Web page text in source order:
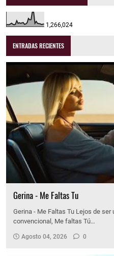
1,266,024
ENTRADAS RECIENTES
Gerina - Me Faltas Tu
Gerina - Me Faltas Tu Lejos de ser
convencional, Me faltas Tú…
Agosto 04, 2026 0